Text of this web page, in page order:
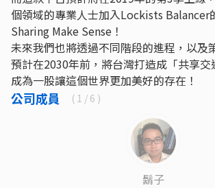
個領域的專業人士加入Lockists Balancer
Sharing Make Sense！
未來我們也將透過不同階段的進程，以及
預計在2030年前，將台灣打造成「共享交
成為一股讓這個世界更加美好的存在！
公司成員 ( 1 / 6 )
鬍子